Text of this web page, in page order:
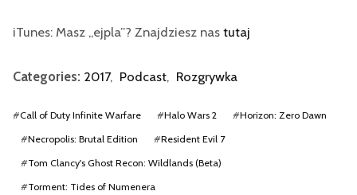
iTunes: Masz „ejpla”? Znajdziesz nas tutaj
Categories: 2017, Podcast, Rozgrywka
#Call of Duty Infinite Warfare #Halo Wars 2 #Horizon: Zero Dawn
#Necropolis: Brutal Edition #Resident Evil 7
#Tom Clancy's Ghost Recon: Wildlands (Beta)
#Torment: Tides of Numenera